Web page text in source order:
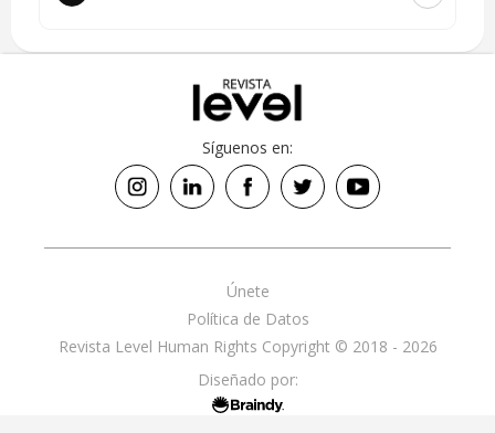
Síguenos en:
Revista Level Human Rights Copyright © 2018 - 2026
Política de Datos
Únete
Diseñado por: